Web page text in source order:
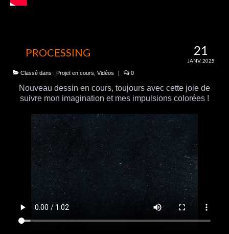
21
JANV. 2025
PROCESSING
Classé dans : Projet en cours, Vidéos 0
Nouveau dessin en cours, toujours avec cette joie de
suivre mon imagination et mes impulsions colorées !